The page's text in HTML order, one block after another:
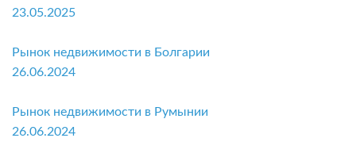
23.05.2025
Рынок недвижимости в Болгарии
26.06.2024
Рынок недвижимости в Румынии
26.06.2024